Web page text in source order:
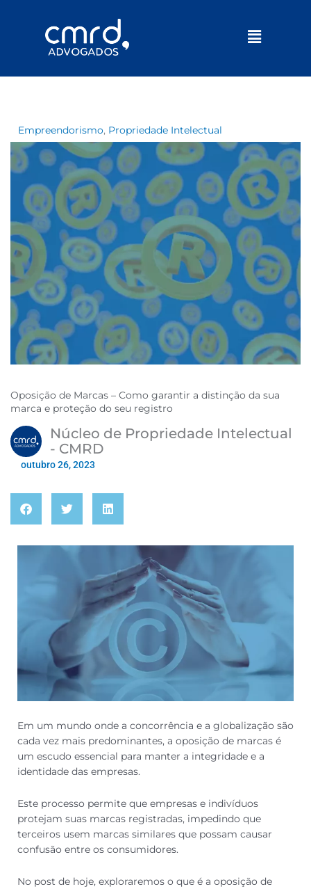
Menu
Empreendorismo, Propriedade Intelectual
Oposição de Marcas – Como garantir a distinção da sua
marca e proteção do seu registro
Núcleo de Propriedade Intelectual
- CMRD
outubro 26, 2023
Em um mundo onde a concorrência e a globalização são
cada vez mais predominantes, a oposição de marcas é
um escudo essencial para manter a integridade e a
identidade das empresas.
Este processo permite que empresas e indivíduos
protejam suas marcas registradas, impedindo que
terceiros usem marcas similares que possam causar
confusão entre os consumidores.
No post de hoje, exploraremos o que é a oposição de